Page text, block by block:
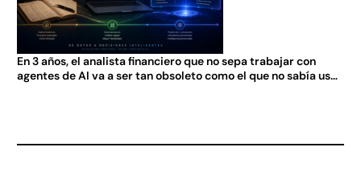
En 3 años, el analista financiero que no sepa trabajar con
agentes de AI va a ser tan obsoleto como el que no sabía usar